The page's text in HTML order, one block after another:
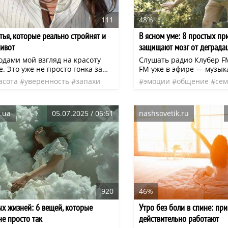
111
которые реально стройнят и
мой взгляд на красоту
Это уже не просто гонка за
умение чувствовать и
свою уникальность. Мода
Это про стиль,
«Я здесь, я прекрасна, и
мне идет».
уверенность
запахи
48%
В ясном уме: 8 простых
защищают мозг от
Слушать радио Клубер
FM уже в эфире —
вдохновения, отдыха и
Слушайте онлайн или в
эмоции общение
05.07.2025 / 06:51
920
жизней: 6 вещей, которые
просто так
nashsovetik.ru
46%
Утро без боли в спине:
действительно работают